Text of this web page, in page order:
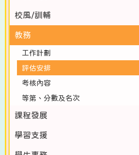
校風/訓輔
教務
工作計劃
評估安排
考核內容
等第、分數及名次
課程發展
學習支援